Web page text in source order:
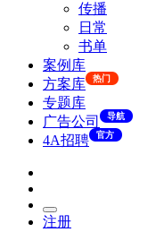
传播
日常
书单
案例库
方案库
热门
专题库
广告公司
导航
4A招聘 官方
注册